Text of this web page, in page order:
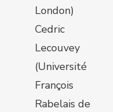
London)
Cedric
Lecouvey
(Université
François
Rabelais de